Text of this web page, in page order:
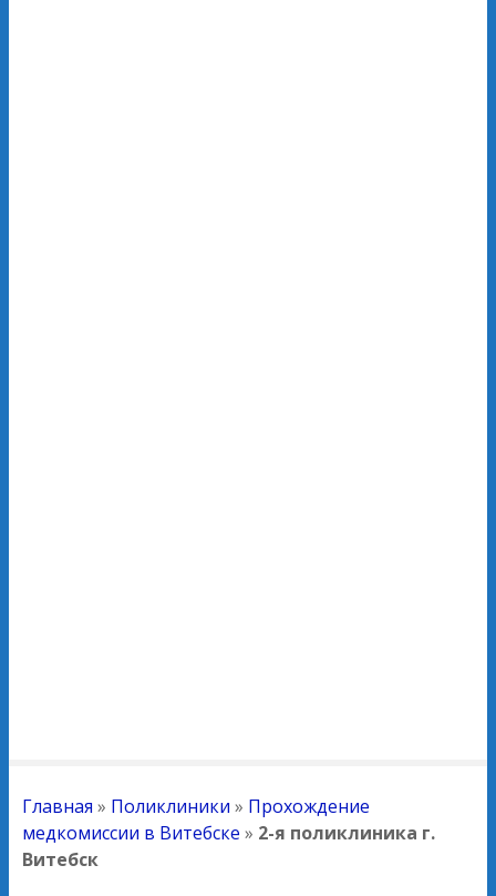
Главная » Поликлиники » Прохождение
медкомиссии в Витебске » 2-я поликлиника г.
Витебск